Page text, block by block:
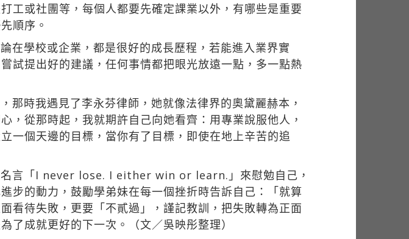
工或社團等，每個人都要先確定課業以外，有哪些是重要
順序。
在學校或企業，都是很好的成長歷程，若能進入業界實
試提出好的建議，任何事情都把眼光放遠一點，多一點熱
那時我遇見了李永芬律師，她就像法律界的奧黛麗赫本，
，從那時起，我就期許自己向她看齊：用專業說服他人，
一個天邊的目標，當你有了目標，即使在地上辛苦的追
名言「I never lose. I either win or learn.」來慰勉自己，
步的動力，鼓勵學弟妹在每一個挫折時告訴自己：「就算
看待失敗，更要「不貳過」，謹記教訓，把失敗轉為正面
了成就更好的下一次。（文／吳映彤整理）